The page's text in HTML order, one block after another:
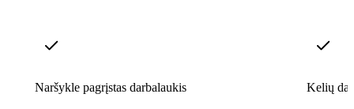
Naršykle pagrįstas darbalaukis Kelių